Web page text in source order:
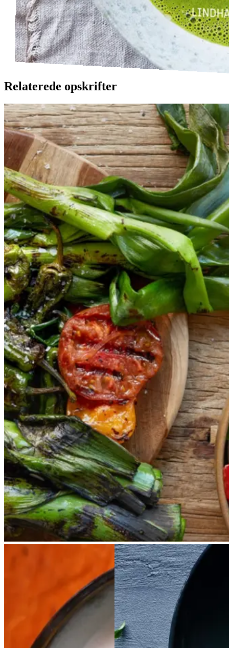
Relaterede opskrifter
CatalanskCatalansk
bønnesalatbønnesala
t medmed
grilledegrillede
grøntsagergrøntsage
r ogog salbitxada-
saucesalbitxada-
sauce
Gem opskrift
Vegansk
Vegetarisk
Vores version af den traditionelle
salat empedrat fra det catalanske
køkken. Spis den med brød som
en let frokost eller i et større
måltid som her. Salbitxada minder
noget om en anden ligeledes
catalansk sauce, romesco. I
Catalonien spises den til såkaldte
calcots, der er små porrelignende
løg. Dem griller man helt sorte, så
fjerner man den yderste skal og
dypper det fløjlsbløde løg i
saucen. Calcots er svære at
opdrive på disse kanter, men små
nye porrer kan bruges.
Kold hvid
bønnesuppe
bønnesu
SatjaSatja de
pollopollo